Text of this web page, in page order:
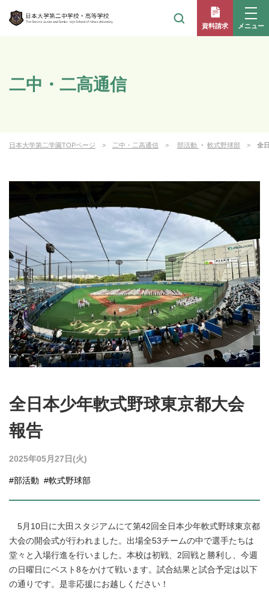
資料請求 メニュー
二中・二高通信
日本大学第二学園TOPページ 二中・二高通信 部活動 ・ 軟式野球部 全
全日本少年軟式野球東京都大会
報告
2025年05月27日(火)
#部活動 #軟式野球部
5月10日に大田スタジアムにて第42回全日本少年軟式野球東京都
大会の開会式が行われました。出場全53チームの中で選手たちは
堂々と入場行進を行いました。本校は初戦、2回戦と勝利し、今週
の日曜日にベスト8をかけて戦います。試合結果と試合予定は以下
の通りです。是非応援にお越しください！